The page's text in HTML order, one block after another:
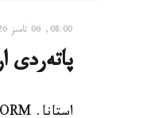
08:00, 06 تامىز 2026
پاتەردى